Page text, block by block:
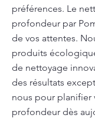
préférences. Le
profondeur par
de vos attentes.
produits
de nettoyage
des résultats
nous pour planifier
profondeur dès